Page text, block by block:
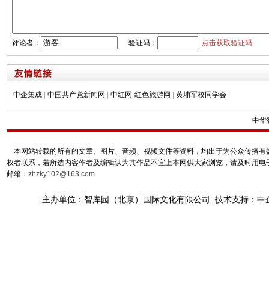
评论者： 验证码： 点击获取验证码
中企集成 | 中国共产党新闻网 | 中红网-红色旅游网 | 黄埔军校同学会 |
中华
本网站转载的所有的文章、图片、音频、视频文件等资料，均出于为公众传播
权者联系，若所选内容作者及编辑认为其作品不宜上本网供大家浏览，请及时用
邮箱： zhzky102@163.com
主办单位：智库园（北京）国际文化有限公司 技术支持：